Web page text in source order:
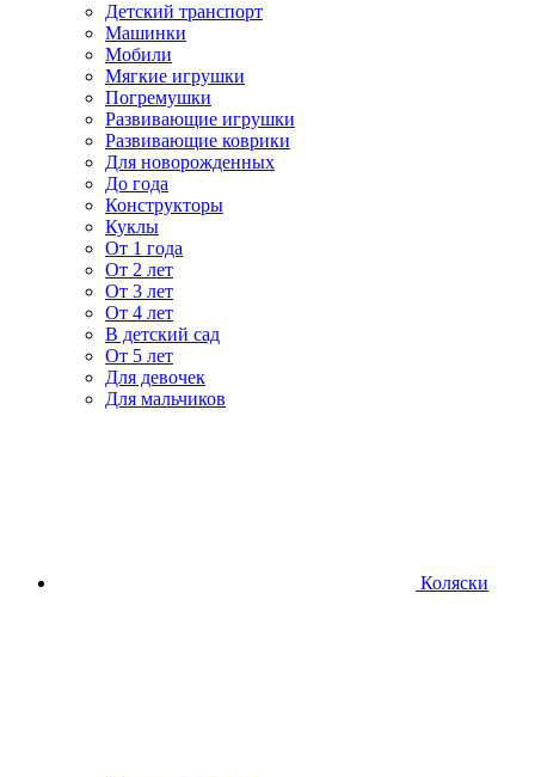
Детский транспорт
Машинки
Мобили
Мягкие игрушки
Погремушки
Развивающие игрушки
Развивающие коврики
Для новорожденных
До года
Конструкторы
Куклы
От 1 года
От 2 лет
От 3 лет
От 4 лет
В детский сад
От 5 лет
Для девочек
Для мальчиков
Коляски